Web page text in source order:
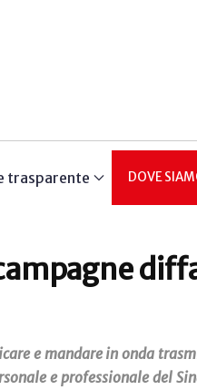
trasparente DOVE
e mandare in onda
e professionale del